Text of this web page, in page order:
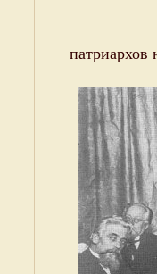
патриархов